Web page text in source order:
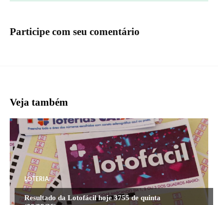
Participe com seu comentário
Veja também
LOTERIA
Resultado da Lotofácil hoje 3755 de quinta